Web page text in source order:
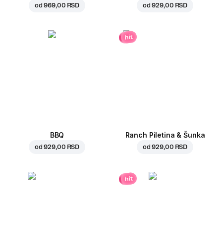
od969,00 RSD od929,00 RSD
BBQ
od929,00 RSD
hit
Ranch Piletina & Šunka
od929,00 RSD
hit